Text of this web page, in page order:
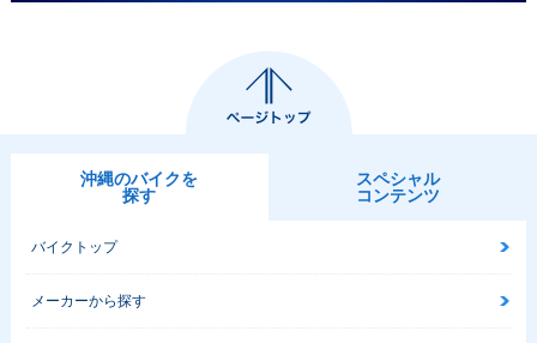
沖縄のバイクを
探す
スペシャル
コンテンツ
バイクトップ
メーカーから探す